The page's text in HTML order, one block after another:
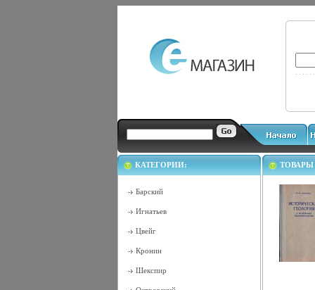
КАТЕГОРИИ:
Барский
Игнатьев
Цвейг
Кронин
Шекспир
ТОВАРЫ